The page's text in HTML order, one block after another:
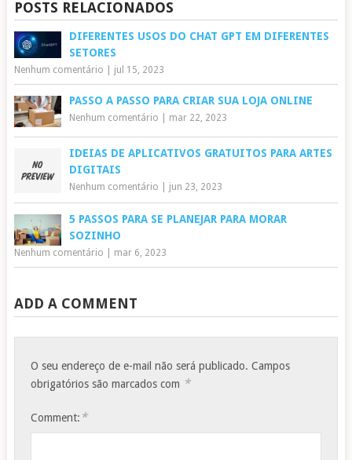
POSTS RELACIONADOS
DIFERENTES USOS DO CHAT GPT EM DIFERENTES
SETORES
Nenhum comentário jul 15, 2023
PASSO A PASSO PARA CRIAR SUA LOJA ONLINE
Nenhum comentário mar 22, 2023
IDEIAS DE APLICATIVOS GRATUITOS PARA ARTES
DIGITAIS
Nenhum comentário jun 23, 2023
5 PASSOS PARA SE PLANEJAR PARA MORAR
SOZINHO
Nenhum comentário mar 6, 2023
ADD A COMMENT
O seu endereço de e-mail não será publicado. Campos
obrigatórios são marcados com *
Comment: *